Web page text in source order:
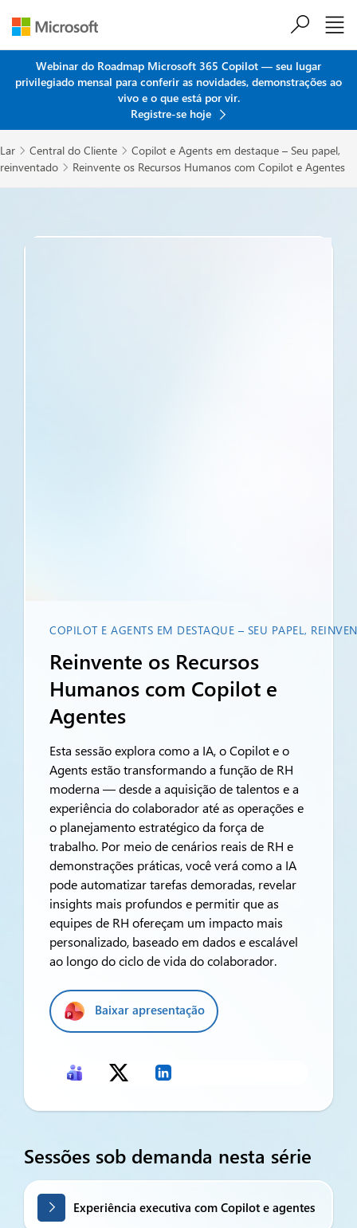
Webinar do Roadmap Microsoft 365 Copilot — seu lugar
privilegiado mensal para conferir as novidades, demonstrações ao
vivo e o que está por vir.
Registre-se hoje
Lar  Central do Cliente  Copilot e Agents em destaque – Seu papel,
reinventado
 Reinvente os Recursos Humanos com Copilot e Agentes
COPILOT E AGENTS EM DESTAQUE – SEU PAPEL,
Reinvente os Recursos
Humanos com Copilot e
Agentes
Esta sessão explora como a IA, o Copilot e o
Agents estão transformando a função de RH
moderna — desde a aquisição de talentos e a
experiência do colaborador até as operações e
o planejamento estratégico da força de
trabalho. Por meio de cenários reais de RH e
demonstrações práticas, você verá como a IA
pode automatizar tarefas demoradas, revelar
insights mais profundos e permitir que as
equipes de RH ofereçam um impacto mais
personalizado, baseado em dados e escalável
ao longo do ciclo de vida do colaborador.
Baixar apresentação
Sessões sob demanda nesta série
Experiência executiva com Copilot e agentes